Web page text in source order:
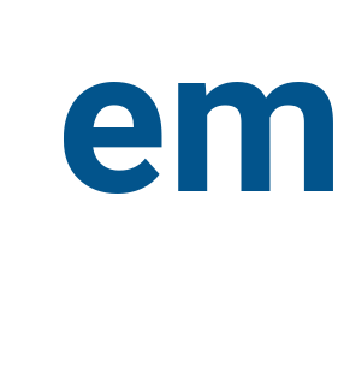
em